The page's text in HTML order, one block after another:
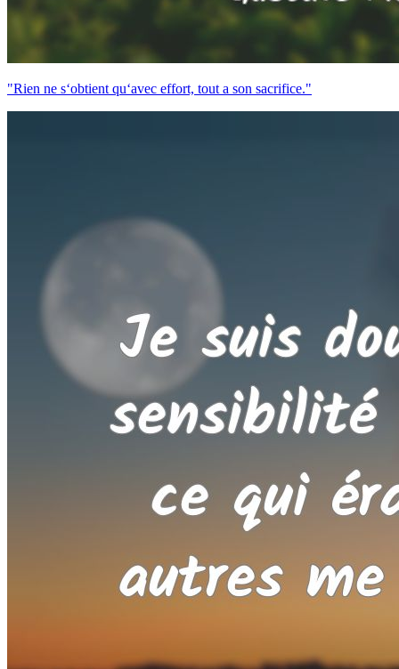
"Rien ne s‘obtient qu‘avec effort, tout a son sacrifice."